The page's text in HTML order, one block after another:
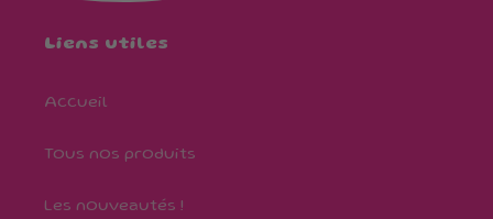
Liens utiles
Accueil
Tous nos produits
Les nouveautés !